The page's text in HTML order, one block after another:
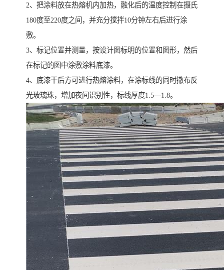
2、把涂料放在热熔机内加热，融化后的温度控制在摄氏
180度至220度之间，并充分搅拌10分钟左右后进行涂
敷。
3、标记位置并测量，按设计图标明的位置和图形，然后
在标记的图中涂敷涂料底漆。
4、底漆干后方可进行热熔涂料，在涂标线的同时撒布反
光玻璃珠，增加夜间识别性，标线厚度1.5—1.8。